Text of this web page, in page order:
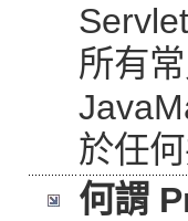
所有
於任
何謂